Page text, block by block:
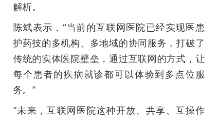
解析。
陈斌表示，“当前的互联网医院已经实现医患
护药技的多机构、多地域的协同服务，打破了
传统的实体医院壁垒，通过互联网的方式，让
每个患者的疾病就诊都可以体验到多点位服
务。”
“未来，互联网医院这种开放、共享、互操作